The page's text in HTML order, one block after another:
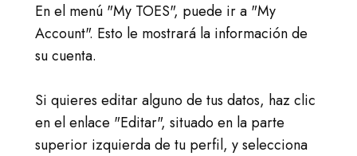
PREGUNTAS FRECUENTES
ACCESO
IR A TICA.ORG
REPORTED ISSUES
En el menú "My TOES", puede ir a "My
Account". Esto le mostrará la información de
su cuenta.
Si quieres editar alguno de tus datos, haz clic
en el enlace "Editar", situado en la parte
superior izquierda de tu perfil, y selecciona